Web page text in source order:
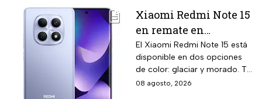
Xiaomi Redmi Note 15
en remate en
Liverpool: 256 GB de
almacenamiento,
cámara de 108 MP y
carga rápida
El Xiaomi Redmi Note 15 está
disponible en dos opciones
de color: glaciar y morado. Te
contamos todos los detalles
08 agosto, 2026